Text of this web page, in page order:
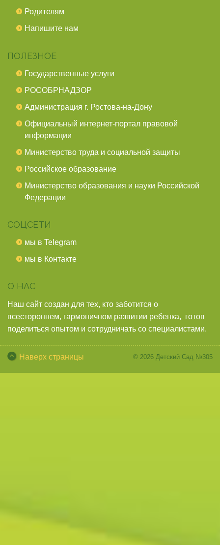
Родителям
Напишите нам
ПОЛЕЗНОЕ
Государственные услуги
РОСОБРНАДЗОР
Администрация г. Ростова-на-Дону
Официальный интернет-портал правовой
информации
Министерство труда и социальной защиты
Российское образование
Министерство образования и науки Российской
Федерации
СОЦСЕТИ
мы в Telegram
мы в Контакте
О НАС
Наш сайт создан для тех, кто заботится о
всестороннем, гармоничном развитии ребенка, готов
поделиться опытом и сотрудничать со специалистами.
Наверх страницы © 2026 Детский Сад №305